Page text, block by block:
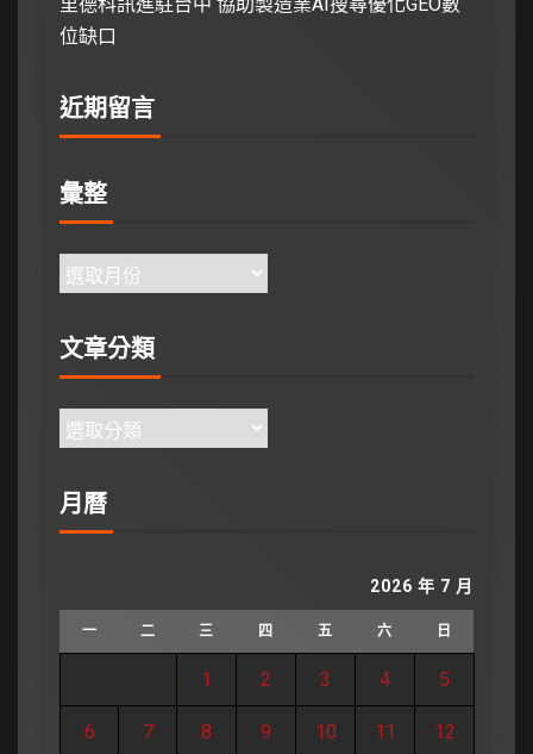
位缺口
近期留言
彙整
文章分類
月曆
2026 年 7 月
一 二 三 四 五 六 日
1 2 3 4 5
6 7 8 9 10 11 12